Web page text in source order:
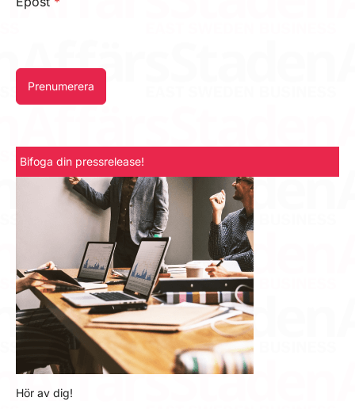
Prenumerera
Bifoga din pressrelease!
Hör av dig!